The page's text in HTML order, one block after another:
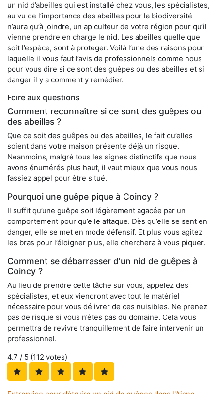
un nid d’abeilles qui est installé chez vous, les spécialistes,
au vu de l’importance des abeilles pour la biodiversité
n’aura qu’à joindre, un apiculteur de votre région pour qu’il
vienne prendre en charge le nid. Les abeilles quelle que
soit l’espèce, sont à protéger. Voilà l’une des raisons pour
laquelle il vous faut l’avis de professionnels comme nous
pour vous dire si ce sont des guêpes ou des abeilles et si
danger il y a comment y remédier.
Foire aux questions
Comment reconnaître si ce sont des guêpes ou
des abeilles ?
Que ce soit des guêpes ou des abeilles, le fait qu’elles
soient dans votre maison présente déjà un risque.
Néanmoins, malgré tous les signes distinctifs que nous
avons énumérés plus haut, il vaut mieux que vous nous
fassiez appel pour être situé.
Pourquoi une guêpe pique à Coincy ?
Il suffit qu’une guêpe soit légèrement agacée par un
comportement pour qu’elle attaque. Dès qu’elle se sent en
danger, elle se met en mode défensif. Et plus vous agitez
les bras pour l’éloigner plus, elle cherchera à vous piquer.
Comment se débarrasser d'un nid de guêpes à
Coincy ?
Au lieu de prendre cette tâche sur vous, appelez des
spécialistes, et eux viendront avec tout le matériel
nécessaire pour vous délivrer de ces nuisibles. Ne prenez
pas de risque si vous n’êtes pas du domaine. Cela vous
permettra de revivre tranquillement de faire intervenir un
professionnel.
4.7 / 5 (112 votes)